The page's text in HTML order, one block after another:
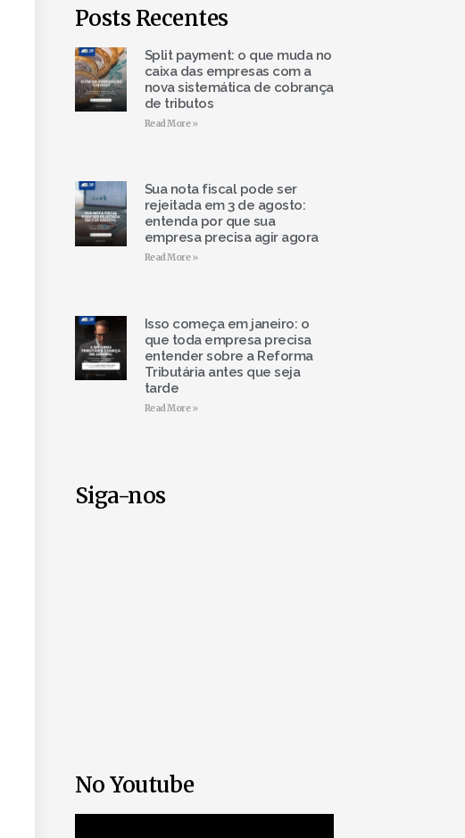
Posts Recentes
Split payment: o que muda no
caixa das empresas com a
nova sistemática de cobrança
de tributos
Read More »
Sua nota fiscal pode ser
rejeitada em 3 de agosto:
entenda por que sua
empresa precisa agir agora
Read More »
Isso começa em janeiro: o
que toda empresa precisa
entender sobre a Reforma
Tributária antes que seja
tarde
Read More »
Siga-nos
No Youtube